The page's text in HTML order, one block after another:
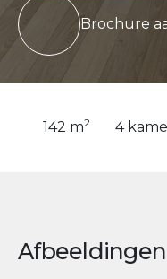
Brochure
142 m2 4
Afbeeldingen